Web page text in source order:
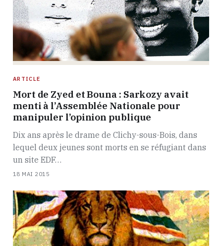
ARTICLE
Mort de Zyed et Bouna : Sarkozy avait
menti à l’Assemblée Nationale pour
manipuler l’opinion publique
Dix ans après le drame de Clichy-sous-Bois, dans
lequel deux jeunes sont morts en se réfugiant dans
un site EDF…
18 MAI 2015